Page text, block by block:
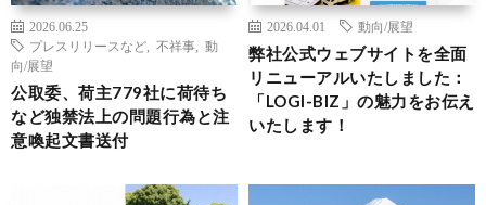
2026.06.25
プレスリリースなど
不祥事
動
向/展望
公取委、荷主779社に荷待ち
など独禁法上の問題行為と注
意喚起文書送付
2026.04.01 動向/展望
弊社公式ウェブサイトを全面
リニューアルいたしました：
「LOGI-BIZ」の魅力をお伝え
いたします！